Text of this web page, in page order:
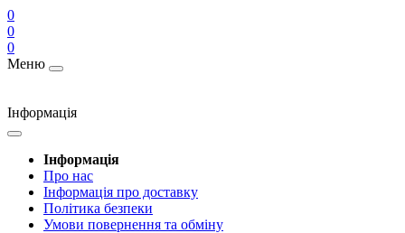
0
0
0
Меню
Інформація
Інформація
Про нас
Інформація про доставку
Політика безпеки
Умови повернення та обміну